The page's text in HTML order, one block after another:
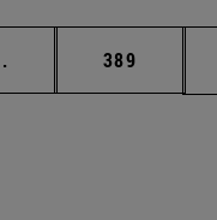
Páginas intermedias
Página
389